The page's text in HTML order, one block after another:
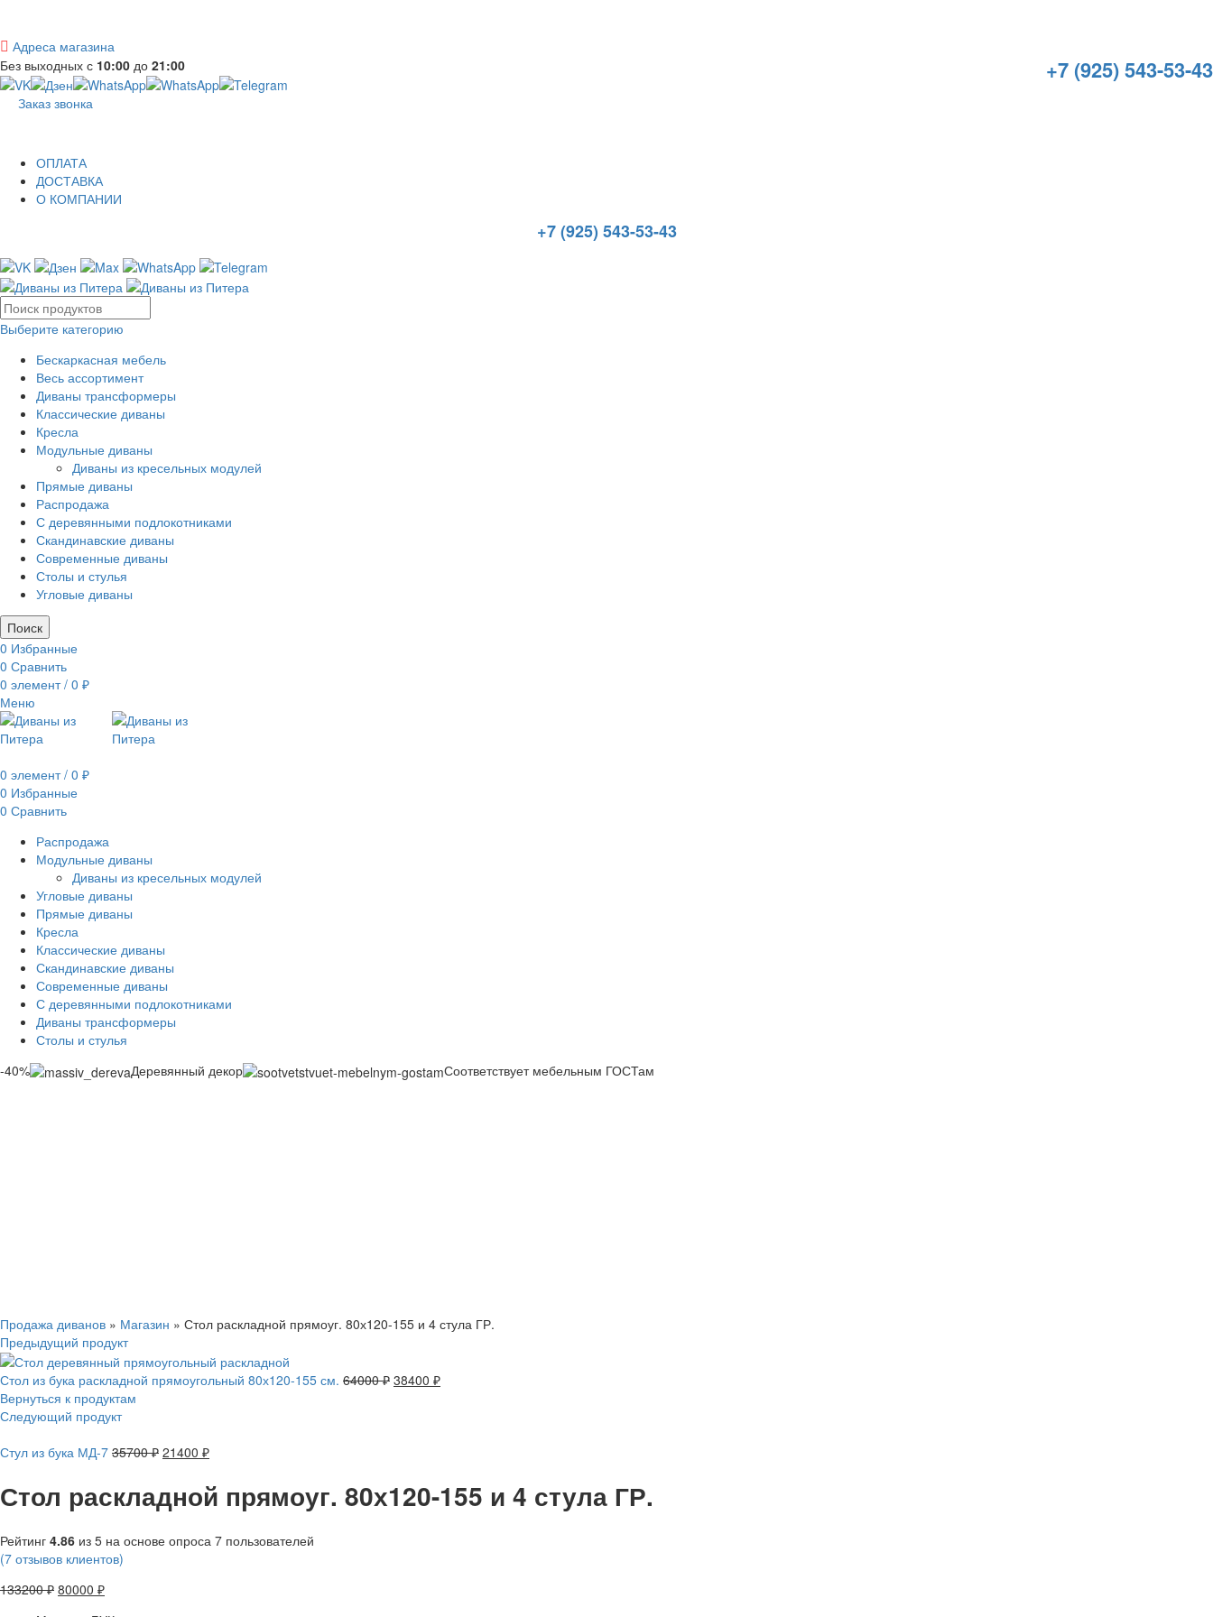
Адреса магазина
+7 (925) 543-53-43
Без выходных с 10:00 до 21:00
Заказ звонка
ОПЛАТА
ДОСТАВКА
О КОМПАНИИ
+7 (925) 543-53-43
Выберите категорию
Бескаркасная мебель
Весь ассортимент
Диваны трансформеры
Классические диваны
Кресла
Модульные диваны
Диваны из кресельных модулей
Прямые диваны
Распродажа
С деревянными подлокотниками
Скандинавские диваны
Современные диваны
Столы и стулья
Угловые диваны
Поиск
0 Избранные
0 Сравнить
0 элемент / 0 ₽
Меню
0 элемент / 0 ₽
0 Избранные
0 Сравнить
Распродажа
Модульные диваны
Диваны из кресельных модулей
Угловые диваны
Прямые диваны
Кресла
Классические диваны
Скандинавские диваны
Современные диваны
С деревянными подлокотниками
Диваны трансформеры
Столы и стулья
-40%
Деревянный декор Соответствует мебельным ГОСТам
Продажа диванов » Магазин » Стол раскладной прямоуг. 80х120-155 и 4 стула ГР.
Предыдущий продукт
Стол из бука раскладной прямоугольный 80х120-155 см. 64000₽ 38400 ₽
Вернуться к продуктам
Следующий продукт
Стул из бука МД-7 35700₽ 21400 ₽
Стол раскладной прямоуг. 80х120-155 и 4 стула ГР.
Рейтинг 4.86 из 5 на основе опроса 7 пользователей
(7 отзывов клиентов)
133200₽ 80000 ₽